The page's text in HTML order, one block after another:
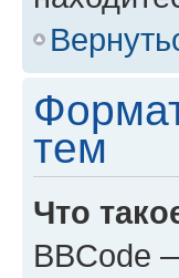
тем
Что
BBCode